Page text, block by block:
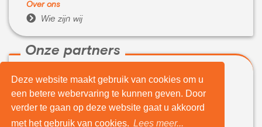
Deze website maakt gebruik van cookies om u
een betere webervaring te kunnen geven. Door
verder te gaan op deze website gaat u akkoord
met het gebruik van cookies. Lees meer...
Over ons
 Wie zijn wij
Onze partners
 WeBuyIt.nl
 LaptopVerkopen.eu
Tijdelijk extra geld nodig?